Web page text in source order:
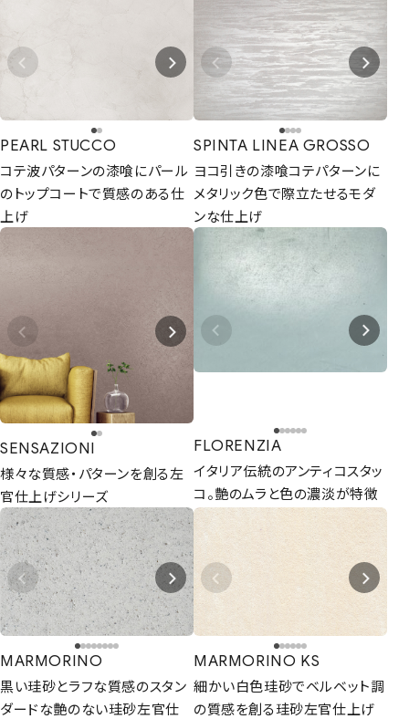
PEARL STUCCO
コテ波パターンの漆喰にパール
のトップコートで質感のある仕
上げ
SPINTA LINEA GROSSO
ヨコ引きの漆喰コテパターンに
メタリック色で際立たせるモダ
ンな仕上げ
SENSAZIONI
様々な質感・パターンを創る左
官仕上げシリーズ
FLORENZIA
イタリア伝統のアンティコスタッ
コ。艶のムラと色の濃淡が特徴
MARMORINO
黒い珪砂とラフな質感のスタン
ダードな艶のない珪砂左官仕
MARMORINO KS
細かい白色珪砂でベルベット調
の質感を創る珪砂左官仕上げ